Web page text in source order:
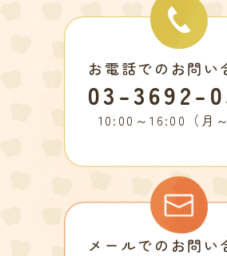
お電話でのお問い
03-3692-
10:00～16:00（月～
メールでのお問い